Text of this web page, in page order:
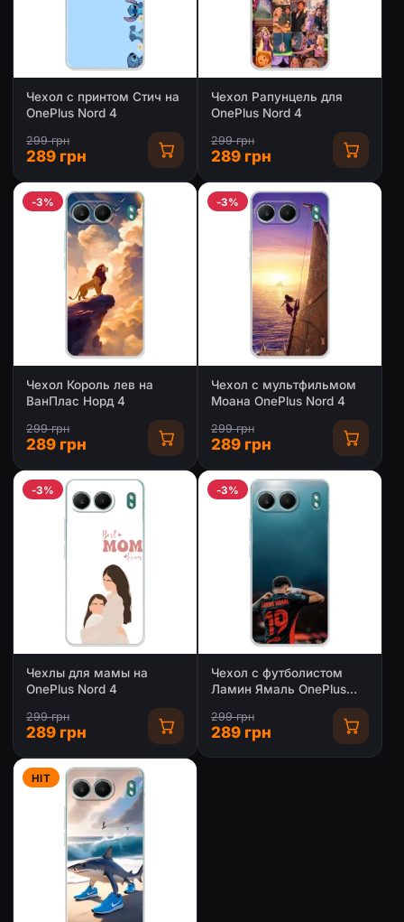
Чехол с принтом Стич на
OnePlus Nord 4
299 грн
289 грн
Чехол Рапунцель для
OnePlus Nord 4
299 грн
289 грн
-3%
Чехол Король лев на
ВанПлас Норд 4
299 грн
289 грн
-3%
Чехол с мультфильмом
Моана OnePlus Nord 4
299 грн
289 грн
-3%
Чехлы для мамы на
OnePlus Nord 4
299 грн
289 грн
-3%
Чехол с футболистом
Ламин Ямаль OnePlus
299 грн
289 грн
HIT